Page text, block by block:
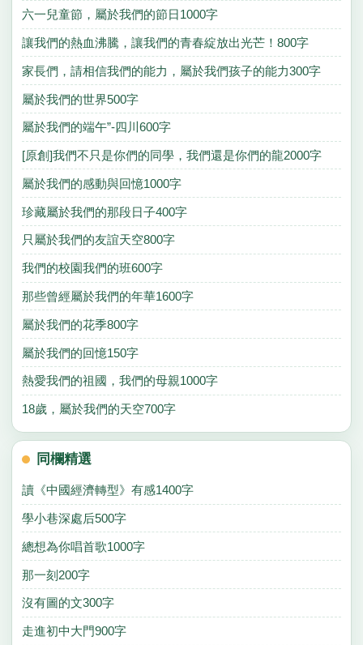
六一兒童節，屬於我們的節日1000字
讓我們的熱血沸騰，讓我們的青春綻放出光芒！800字
家長們，請相信我們的能力，屬於我們孩子的能力300字
屬於我們的世界500字
屬於我們的端午”-四川600字
[原創]我們不只是你們的同學，我們還是你們的龍2000字
屬於我們的感動與回憶1000字
珍藏屬於我們的那段日子400字
只屬於我們的友誼天空800字
我們的校園我們的班600字
那些曾經屬於我們的年華1600字
屬於我們的花季800字
屬於我們的回憶150字
熱愛我們的祖國，我們的母親1000字
18歲，屬於我們的天空700字
同欄精選
讀《中國經濟轉型》有感1400字
學小巷深處后500字
總想為你唱首歌1000字
那一刻200字
沒有圖的文300字
走進初中大門900字